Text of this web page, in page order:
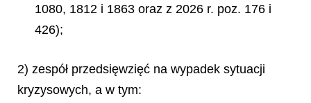
1080, 1812 i 1863 oraz z 2026 r. poz. 176 i
426);
2) zespół przedsięwzięć na wypadek sytuacji
kryzysowych, a w tym: